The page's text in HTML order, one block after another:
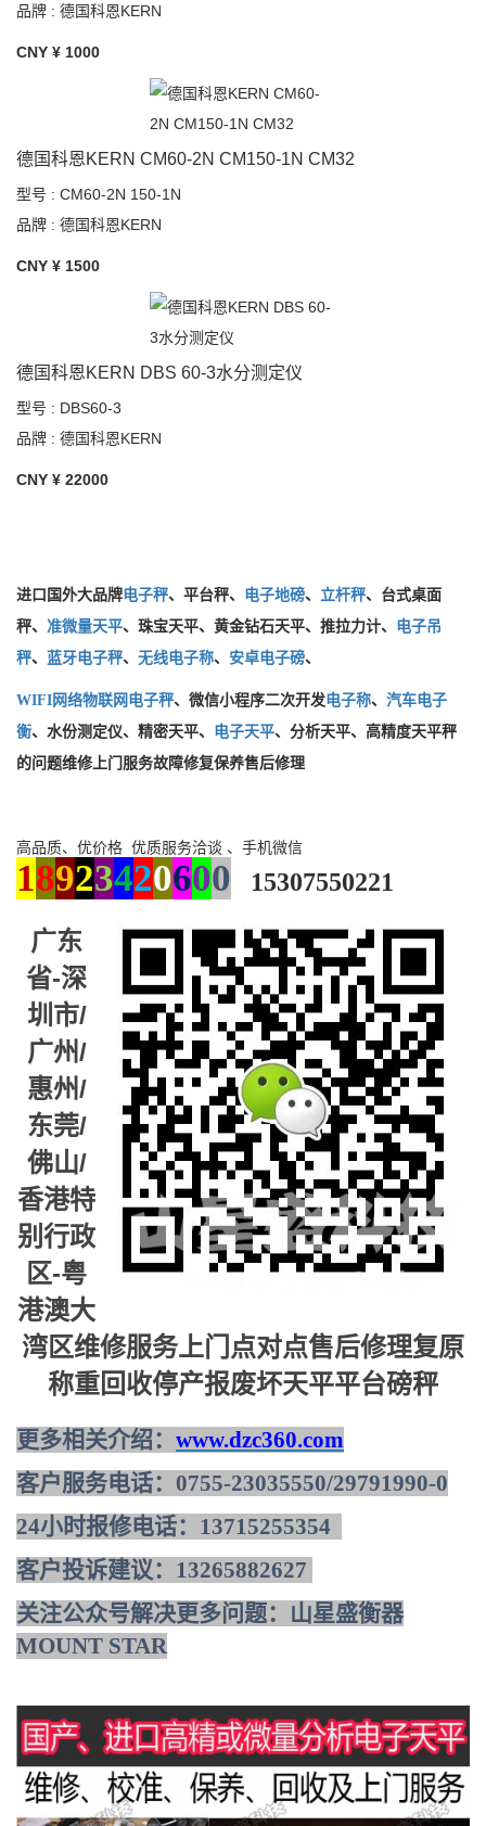
品牌 : 德国科恩KERN
CNY ¥ 1000
德国科恩KERN CM60-2N CM150-1N CM32
型号 : CM60-2N 150-1N
品牌 : 德国科恩KERN
CNY ¥ 1500
德国科恩KERN DBS 60-3水分测定仪
型号 : DBS60-3
品牌 : 德国科恩KERN
CNY ¥ 22000
进口国外大品牌 电子秤、平台秤、 电子地磅、 立杆秤、台式桌面
秤、 准微量天平、珠宝天平、黄金钻石天平、推拉力计、 电子吊
秤、 蓝牙 电子秤、 无线 电子称、 安卓 电子磅、
WIFI网络物联网 电子秤、微信小程序二次开发 电子称、 汽车电子
衡、水份测定仪、精密天平、 电子天平、分析天平、 高精度天平秤
的问题维修上门服务故障修复保养售后修理
高品质、优价格 优质服务洽谈 、手机微信
18923420600 15307550221
广东
省-深
圳市/
广州/
惠州/
东莞/
佛山/
香港特
别行政
区-粤
港澳大
湾区维修服务上门点对点售后修理复原
称重回收停产报废坏天平平台磅秤
更多相关介绍： www.dzc360.com
客户服务电话： 0755-23035550/29791990-0
24小时报修电话： 13715255354
客户投诉建议： 13265882627
关注公众号解决更多问题：山星盛衡器
MOUNT STAR